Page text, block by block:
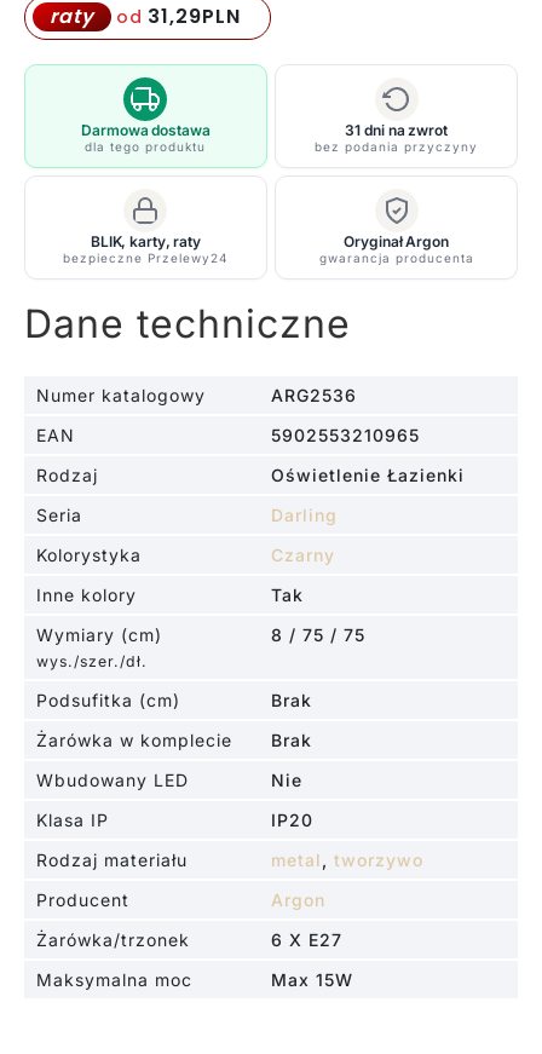
Darling
w
kolorze
imponującej
średnicy
idealny
do
salonu
raty od 31,29PLN
Darmowa dostawa
dla tego produktu
31 dni na zwrot
bez podania przyczyny
BLIK, karty, raty
bezpieczne Przelewy24
Oryginał Argon
gwarancja producenta
Dane techniczne
Numer katalogowy
ARG2536
EAN
5902553210965
Rodzaj
Oświetlenie Łazienki
Seria
Darling
Kolorystyka
Czarny
Inne kolory
Tak
Wymiary (cm)
wys./szer./dł.
8 / 75 / 75
Podsufitka (cm)
Brak
Żarówka w komplecie
Brak
Wbudowany LED
Nie
Klasa IP
IP20
Rodzaj materiału
metal , tworzywo
Producent
Argon
Żarówka/trzonek
6 X E27
Maksymalna moc
Max 15W